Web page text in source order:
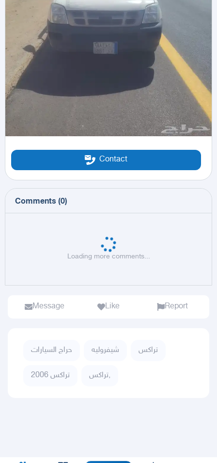
Contact
Comments (0)
Loading more comments...
Message Like Report
حراج السيارات شيفروليه تراكس
تراكس 2006 تراكس,